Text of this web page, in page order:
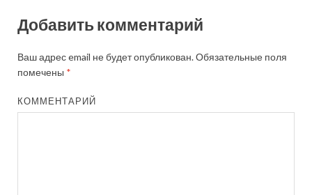
Добавить комментарий
Ваш адрес email не будет опубликован.Обязательные поля
помечены *
КОММЕНТАРИЙ